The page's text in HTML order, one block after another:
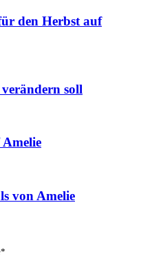
den Herbst auf
soll
von Amelie